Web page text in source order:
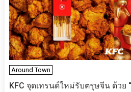
Around Town
KFC จุดเทรนด์ใหม่รับตรุษจีน ด้วย